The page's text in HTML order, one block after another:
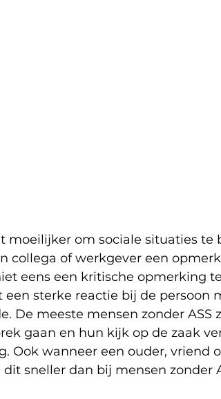
moeilijker om sociale situaties te
collega of werkgever een
eens een kritische opmerking
sterke reactie bij de persoon
De meeste mensen zonder ASS
gaan en hun kijk op de zaak
Ook wanneer een ouder, vriend
sneller dan bij mensen zonder